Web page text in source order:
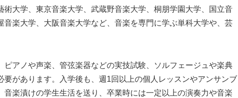
術大学、東京音楽大学、武蔵野音楽大学、桐朋学園大学、国立音
音楽大学、大阪音楽大学など、音楽を専門に学ぶ単科大学や、芸
ピアノや声楽、管弦楽器などの実技試験、ソルフェージュや楽典
要があります。入学後も、週1回以上の個人レッスンやアンサンブ
音楽漬けの学生生活を送り、卒業時には一定以上の演奏力や音楽